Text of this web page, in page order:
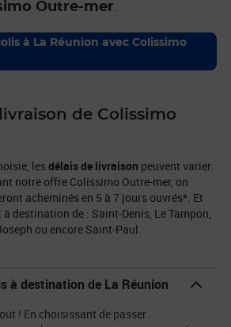
Outre-mer.
à La Réunion avec Colissimo
de Colissimo
lesdélais de livraison peuvent varier.
notre offre Colissimo Outre-mer, on
acheminés en 5 à 7 jours ouvrés*. Et
destination de : Saint-Denis, Le Tampon,
ou encore Saint-Paul.
à destination de La Réunion
! En choisissant de passer